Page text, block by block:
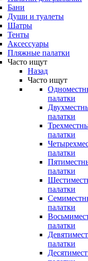
Бани
Души и туалеты
Шатры
Тенты
Аксессуары
Пляжные палатки
Часто ищут
Назад
Часто ищут
палатки
палатки
палатки
палатки
палатки
палатки
палатки
палатки
палатки